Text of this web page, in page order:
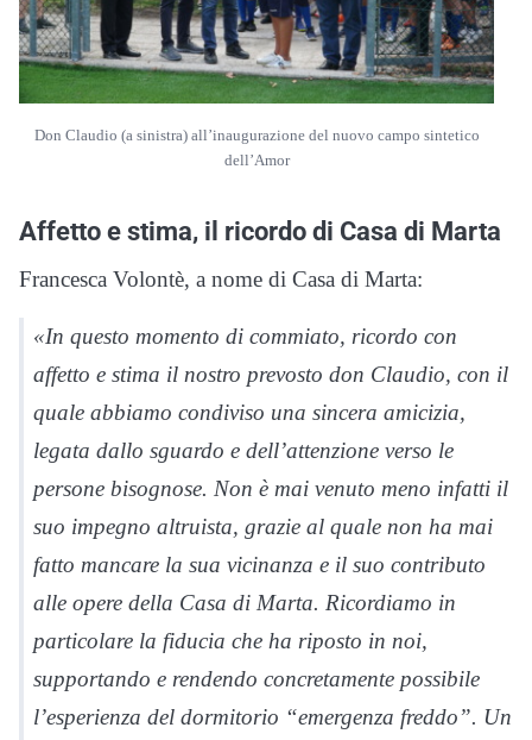
Don Claudio (a sinistra) all’inaugurazione del nuovo campo sintetico
dell’Amor
Affetto e stima, il ricordo di Casa di Marta
Francesca Volontè, a nome di Casa di Marta:
«In questo momento di commiato, ricordo con
affetto e stima il nostro prevosto don Claudio, con il
quale abbiamo condiviso una sincera amicizia,
legata dallo sguardo e dell’attenzione verso le
persone bisognose. Non è mai venuto meno infatti il
suo impegno altruista, grazie al quale non ha mai
fatto mancare la sua vicinanza e il suo contributo
alle opere della Casa di Marta. Ricordiamo in
particolare la fiducia che ha riposto in noi,
supportando e rendendo concretamente possibile
l’esperienza del dormitorio “emergenza freddo”. Un